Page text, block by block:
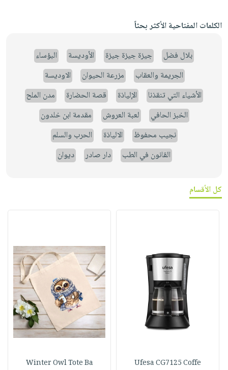
الكلمات المفتاحية الأكثر بحثاً
بلال فضل جيزة جيزة جيزة الأوديسة
البؤساء
الجريمة والعقاب
مزرعة الحيوان
الاوديسة
الأشياء التي تنقذنا
الإلياذة قصة الحضارة
مدن الملح
الخبز الحافي
لعبة العروش
مقدمة ابن خلدون
نجيب محفوظ
الالياذة
الحرب والسلم
القانون في الطب
دار صادر ديوان
كل الأقسام
Ufesa CG7125 Coffe
Winter Owl Tote Ba